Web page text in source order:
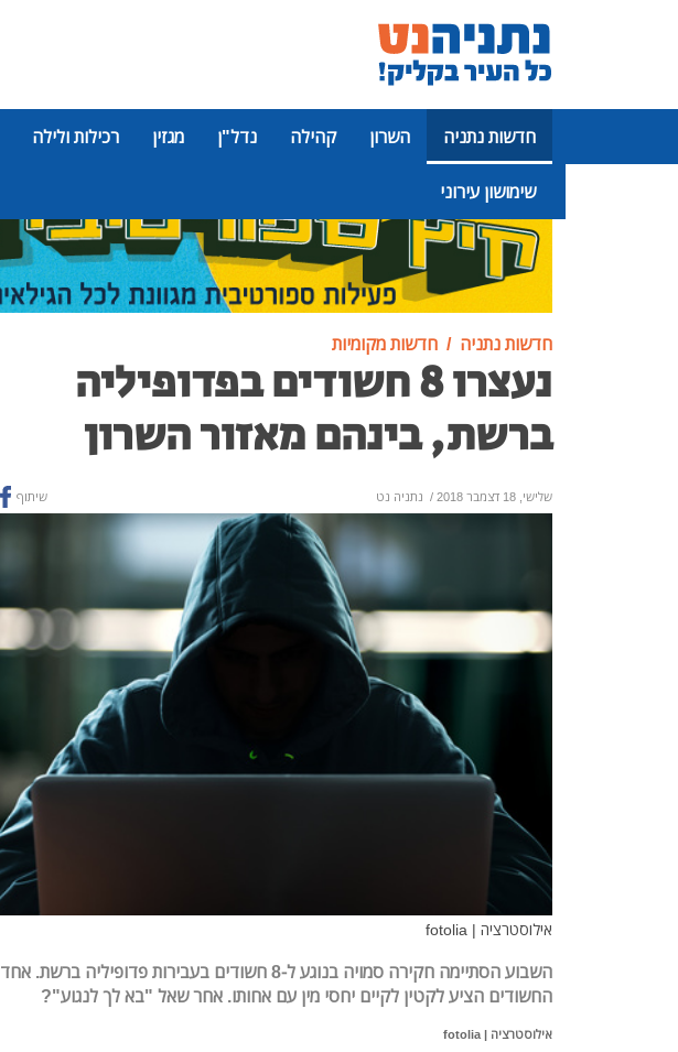
חדשות נתניה השרון קהילה נדל"ן מגזין רכילות ולילה
שימושון עירוני
פרסומת
חדשות נתניה חדשות מקומיות
נעצרו 8 חשודים בפדופיליה
ברשת, בינהם מאזור השרון
שלישי, 18 דצמבר 2018 / נתניה נט שיתוף
אילוסטרציה | fotolia
השבוע הסתיימה חקירה סמויה בנוגע ל-8 חשודים בעבירות פדופיליה ברשת. אחד
החשודים הציע לקטין לקיים יחסי מין עם אחותו. אחר שאל "בא לך לנגוע"?
אילוסטרציה | fotolia